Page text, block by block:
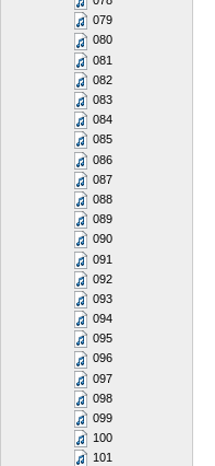
079
080
081
082
083
084
085
086
087
088
089
090
091
092
093
094
095
096
097
098
099
100
101